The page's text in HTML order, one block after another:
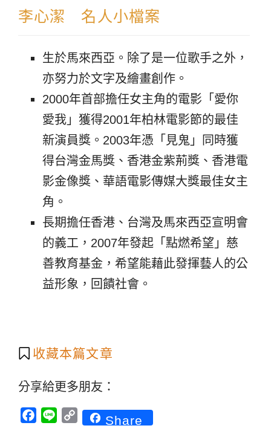
李心潔 名人小檔案
生於馬來西亞。除了是一位歌手之外，
亦努力於文字及繪畫創作。
2000年首部擔任女主角的電影「愛你
愛我」獲得2001年柏林電影節的最佳
新演員獎。2003年憑「見鬼」同時獲
得台灣金馬獎、香港金紫荊獎、香港電
影金像獎、華語電影傳媒大獎最佳女主
角。
長期擔任香港、台灣及馬來西亞宣明會
的義工，2007年發起「點燃希望」慈
善教育基金，希望能藉此發揮藝人的公
益形象，回饋社會。
收藏本篇文章
分享給更多朋友：
Facebook
Line CopyShare